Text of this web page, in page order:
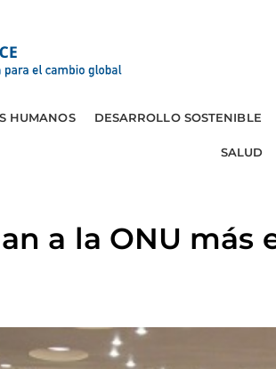
HUMANOS DESARROLLO SOSTENIBLE
SALUD
a la ONU más